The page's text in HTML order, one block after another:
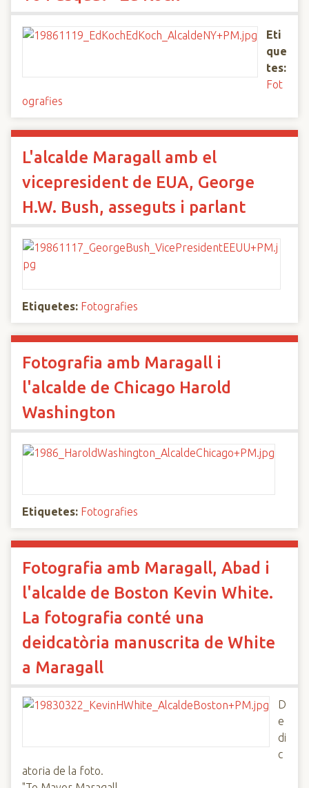
Eti
que
tes:
Fot
ografies
L'alcalde Maragall amb el
vicepresident de EUA, George
H.W. Bush, asseguts i parlant
Etiquetes: Fotografies
Fotografia amb Maragall i
l'alcalde de Chicago Harold
Washington
Etiquetes: Fotografies
Fotografia amb Maragall, Abad i
l'alcalde de Boston Kevin White.
La fotografia conté una
deidcatòria manuscrita de White
a Maragall
D
e
di
c
atoria de la foto.